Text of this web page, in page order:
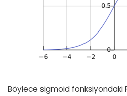
Böylece sigmoid fonksiyondaki